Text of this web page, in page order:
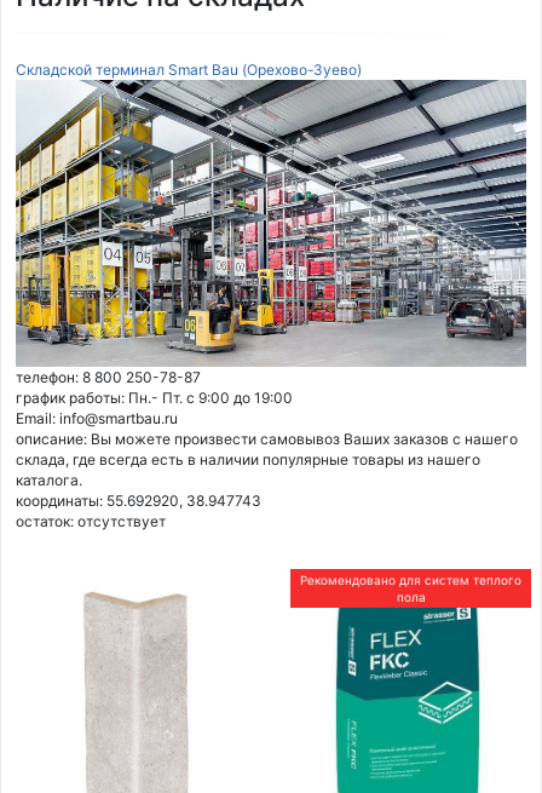
Складской терминал Smart Bau (Орехово-Зуево)
телефон: 8 800 250-78-87
график работы: Пн.- Пт. с 9:00 до 19:00
Email: info@smartbau.ru
описание: Вы можете произвести самовывоз Ваших заказов с нашего
склада, где всегда есть в наличии популярные товары из нашего
каталога.
координаты: 55.692920, 38.947743
остаток: отсутствует
Рекомендовано для систем теплого
пола